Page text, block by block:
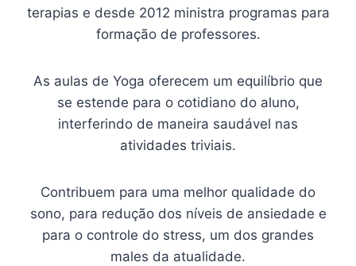
terapias e desde 2012 ministra programas para
formação de professores.
As aulas de Yoga oferecem um equilíbrio que
se estende para o cotidiano do aluno,
interferindo de maneira saudável nas
atividades triviais.
Contribuem para uma melhor qualidade do
sono, para redução dos níveis de ansiedade e
para o controle do stress, um dos grandes
males da atualidade.